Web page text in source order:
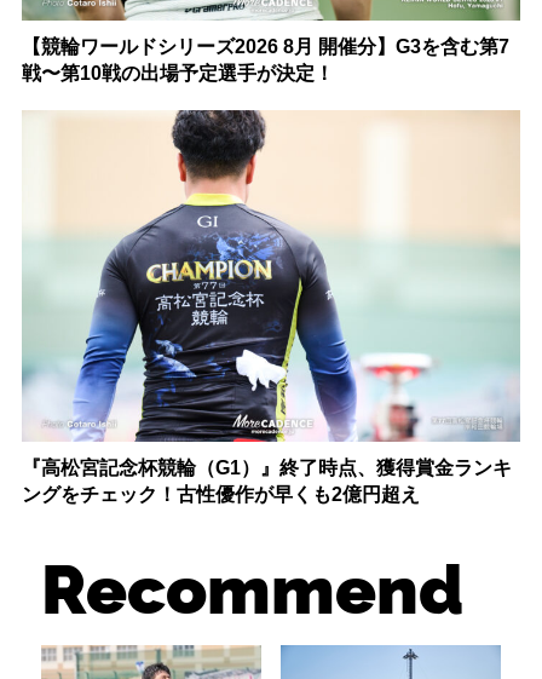
【競輪ワールドシリーズ2026 8月 開催分】G3を含む第7
戦〜第10戦の出場予定選手が決定！
『高松宮記念杯競輪（G1）』終了時点、獲得賞金ランキ
ングをチェック！古性優作が早くも2億円超え
Recommend